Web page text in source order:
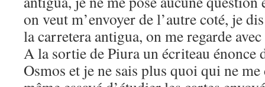
on veut m’envoyer de l’autre coté, je
la carretera antigua, on me regarde
A la sortie de Piura un écriteau énonce
Osmos et je ne sais plus quoi qui ne